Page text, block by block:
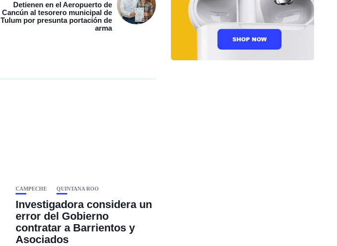
Detienen en el Aeropuerto de
Cancún al tesorero municipal de
Tulum por presunta portación de
arma
CAMPECHE QUINTANA ROO
Investigadora considera un
error del Gobierno
contratar a Barrientos y
Asociados